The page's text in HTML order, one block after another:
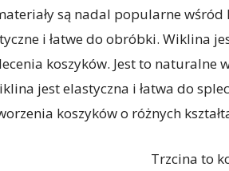
są nadal popularne wśród
i łatwe do obróbki. Wiklina
koszyków. Jest to naturalne
jest elastyczna i łatwa do
koszyków o różnych
Trzcina to